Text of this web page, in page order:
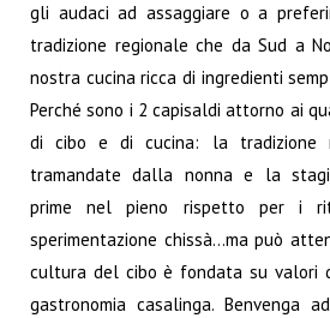
gli audaci ad assaggiare o a
tradizione regionale che da Sud a
nostra cucina ricca di ingredienti
Perché sono i 2 capisaldi attorno ai
di cibo e di cucina: la tradizione
tramandate dalla nonna e la
prime nel pieno rispetto per i
sperimentazione chissà…ma può
cultura del cibo è fondata su valori
gastronomia casalinga. Benvenga